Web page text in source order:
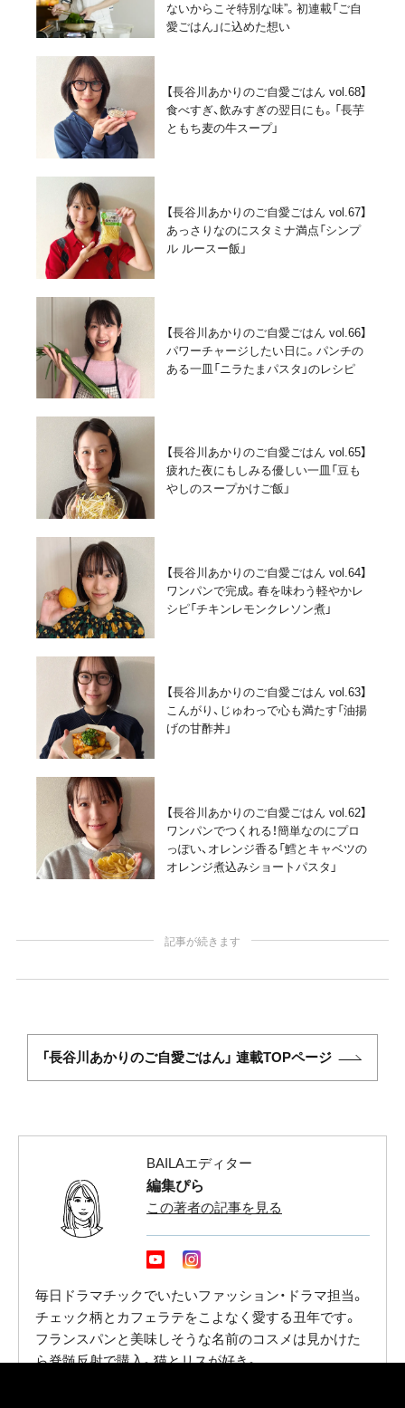
ないからこそ特別な味”。初連載「ご自
愛ごはん」に込めた想い
【長谷川あかりのご自愛ごはん vol.68】
食べすぎ、飲みすぎの翌日にも。「長芋
ともち麦の牛スープ」
【長谷川あかりのご自愛ごはん vol.67】
あっさりなのにスタミナ満点「シンプ
ル ルースー飯」
【長谷川あかりのご自愛ごはん vol.66】
パワーチャージしたい日に。パンチの
ある一皿「ニラたまパスタ」のレシピ
【長谷川あかりのご自愛ごはん vol.65】
疲れた夜にもしみる優しい一皿「豆も
やしのスープかけご飯」
【長谷川あかりのご自愛ごはん vol.64】
ワンパンで完成。春を味わう軽やかレ
シピ「チキンレモンクレソン煮」
【長谷川あかりのご自愛ごはん vol.63】
こんがり、じゅわっで心も満たす「油揚
げの甘酢丼」
【長谷川あかりのご自愛ごはん vol.62】
ワンパンでつくれる！簡単なのにプロ
っぽい、オレンジ香る「鱈とキャベツの
オレンジ煮込みショートパスタ」
記事が続きます
「長谷川あかりのご自愛ごはん」 連載TOPページ
BAILAエディター
編集ぴら
この著者の記事を見る
毎日ドラマチックでいたいファッション・ドラマ担当。
チェック柄とカフェラテをこよなく愛する丑年です。
フランスパンと美味しそうな名前のコスメは見かけた
ら脊髄反射で購入。猫とリスが好き。